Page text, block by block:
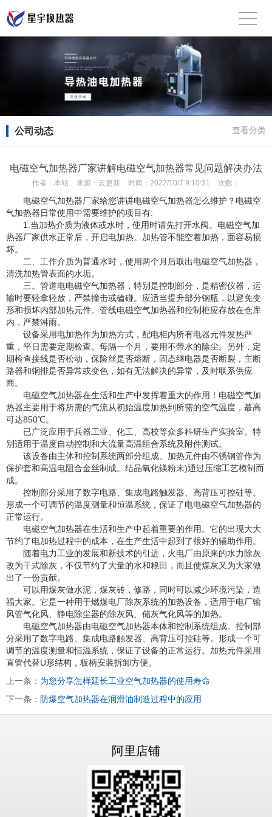
公司动态 查看分类
电磁空气加热器厂家讲解电磁空气加热器常见问题解决办法
作者： 本站 来源： 云更新 时间： 2022/10/7 9:10:31 次数：
电磁空气加热器厂家给您讲讲电磁空气加热器怎么维护？电磁空
气加热器日常使用中需要维护的项目有:
1.当加热介质为液体或水时，使用时请先打开水阀。电磁空气加
热器厂家供水正常后，开启电加热。加热管不能空着加热，面容易损
坏。
二、工作介质为普通水时，使用两个月后取出电磁空气加热器，
清洗加热管表面的水垢。
三。管道电电磁空气加热器，特别是控制部分，是精密仪器，运
输时要轻拿轻放，严禁撞击或磕碰。应适当提升部分钢瓶，以避免变
形和损坏内部加热元件。管线电磁空气加热器和控制柜应存放在仓库
内，严禁淋雨。
设备采用电加热作为加热方式，配电柜内所有电器元件发热严
重，平日需要定期检查。每隔一个月，要用不带水的除尘。另外，定
期检查接线是否松动，保险丝是否熔断，固态继电器是否断裂，主断
路器和铜排是否异常或变色，如有无法解决的异常，及时联系供应
商。
电磁空气加热器在生活和生产中发挥着重大的作用！电磁空气加
热器主要用于将所需的气流从初始温度加热到所需的空气温度，蕞高
可达850℃。
已广泛应用于兵器工业、化工、高校等众多科研生产实验室。特
别适用于温度自动控制和大流量高温组合系统及附件测试。
该设备由主体和控制系统两部分组成。加热元件由不锈钢管作为
保护套和高温电阻合金丝制成。结晶氧化镁粉末)通过压缩工艺模制而
成。
控制部分采用了数字电路、集成电路触发器、高背压可控硅等。
形成一个可调节的温度测量和恒温系统，保证了电电磁空气加热器的
正常运行。
电磁空气加热器在生活和生产中起着重要的作用。它的出现大大
节约了电加热过程中的成本，在生产生活中起到了很好的辅助作用。
随着电力工业的发展和新技术的引进，火电厂由原来的水力除灰
改为干式除灰，不仅节约了大量的水和粮田，而且使煤灰又为大家做
出了一份贡献。
可以用煤灰做水泥，煤灰砖，修路，同时可以减少环境污染，造
福大家。它是一种用于燃煤电厂除灰系统的加热设备，适用于电厂输
风管气化风、静电除尘器的除灰风、储灰气化风等的加热。
电磁空气加热器由电磁空气加热器本体和控制系统组成。控制部
分采用了数字电路、集成电路触发器、高背压可控硅等。形成一个可
调节的温度测量和恒温系统，保证了设备的正常运行。加热元件采用
直管代替U形结构，板柄安装拆卸方便。
上一条： 为您分享怎样延长工业空气加热器的使用寿命
下一条： 防爆空气加热器在润滑油制造过程中的应用
阿里店铺